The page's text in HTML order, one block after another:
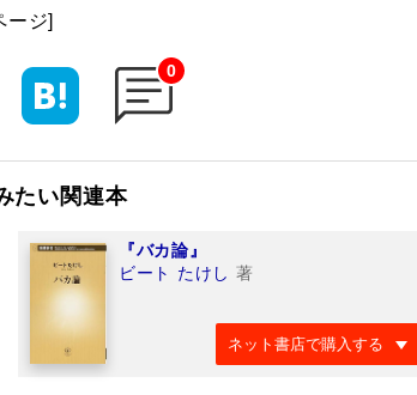
ージ]
0
たい関連本
『バカ論』
ビート たけし 著
ネット書店で購入する